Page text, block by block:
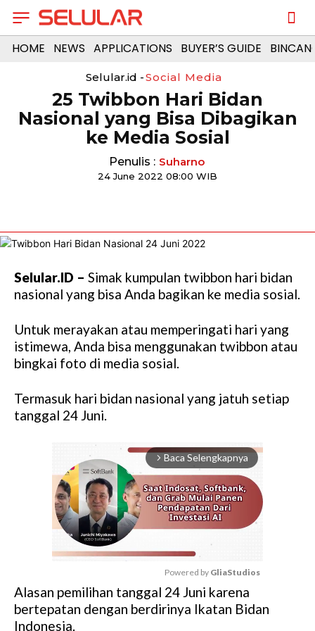
HOME NEWS APPLICATIONS BUYER’S GUIDE
Selular.id -Social Media
25 Twibbon Hari Bidan
Nasional yang Bisa Dibagikan
ke Media Sosial
Penulis : Suharno
24 June 2022 08:00 WIB
Selular.ID – Simak kumpulan twibbon hari bidan
nasional yang bisa Anda bagikan ke media sosial.
Untuk merayakan atau memperingati hari yang
istimewa, Anda bisa menggunakan twibbon atau
bingkai foto di media sosial.
Termasuk hari bidan nasional yang jatuh setiap
tanggal 24 Juni.
arrow_forward_ios Baca Selengkapnya
M
u
Powered by GliaStudios
Alasan pemilihan tanggal 24 Juni karena
bertepatan dengan berdirinya Ikatan Bidan
Indonesia.